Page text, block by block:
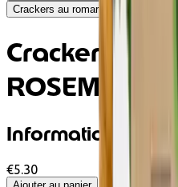
Crackers au romarin BIO -
Crackers au
ROSEMARY
Informations
€5.30